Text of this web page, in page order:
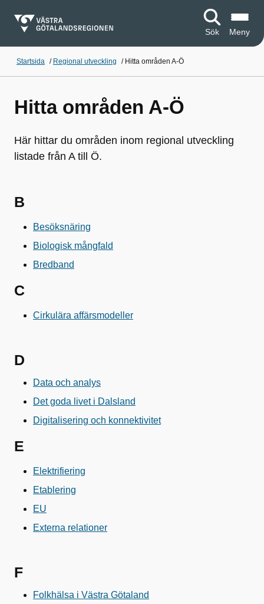
Sök Meny
Startsida / Regional utveckling / Hitta områden A-Ö
Hitta områden A-Ö
Här hittar du områden inom regional utveckling
listade från A till Ö.
B
Besöksnäring
Biologisk mångfald
Bredband
C
Cirkulära affärsmodeller
D
Data och analys
Det goda livet i Dalsland
Digitalisering och konnektivitet
E
Elektrifiering
Etablering
EU
Externa relationer
F
Folkhälsa i Västra Götaland